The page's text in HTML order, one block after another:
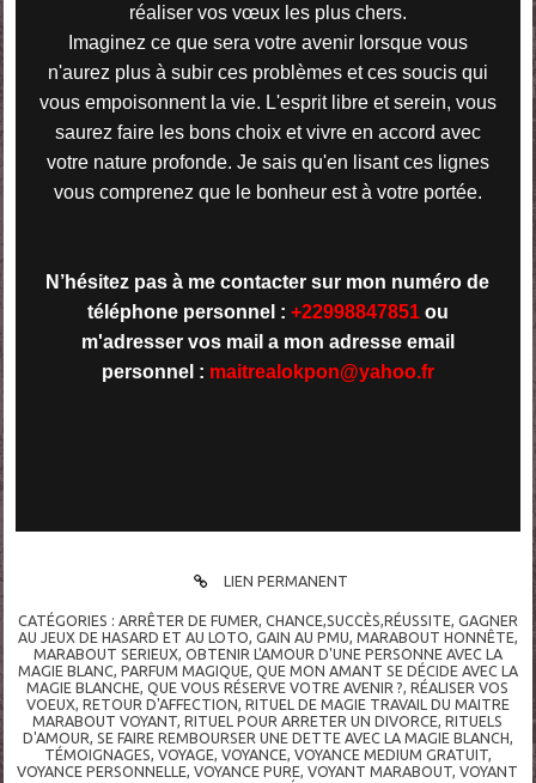
réaliser vos vœux les plus chers.
Imaginez ce que sera votre avenir lorsque vous
n'aurez plus à subir ces problèmes et ces soucis qui
vous empoisonnent la vie. L'esprit libre et serein, vous
saurez faire les bons choix et vivre en accord avec
votre nature profonde. Je sais qu'en lisant ces lignes
vous comprenez que le bonheur est à votre portée.
N’hésitez pas à me contacter sur mon numéro de
téléphone personnel : +22998847851ou
m'adresser vos mail a mon adresse email
personnel : maitrealokpon@yahoo.fr
LIEN PERMANENT
CATÉGORIES : ARRÊTER DE FUMER CHANCE,SUCCÈS,RÉUSSITE GAGNER
AU JEUX DE HASARD ET AU LOTO GAIN AU PMU MARABOUT HONNÊTE
MARABOUT SERIEUX, OBTENIR L'AMOUR D'UNE PERSONNE AVEC LA
MAGIE BLANC, PARFUM MAGIQUE QUE MON AMANT SE DÉCIDE AVEC LA
MAGIE BLANCHE ,QUE VOUS RÉSERVE VOTRE AVENIR ? ,RÉALISER VOS
VOEUX, RETOUR D'AFFECTION RITUEL DE MAGIE TRAVAIL DU MAITRE
MARABOUT VOYANT ,RITUEL POUR ARRETER UN DIVORCE ,RITUELS
D'AMOUR SE FAIRE REMBOURSER UNE DETTE AVEC LA MAGIE BLANCH
TÉMOIGNAGES VOYAGE VOYANCE VOYANCE MEDIUM GRATUIT,
VOYANCE PERSONNELLE ,VOYANCE PURE ,VOYANT MARABOUT ,VOYANT